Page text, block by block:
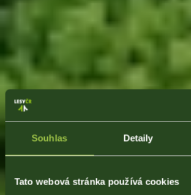
Souhlas Detaily
Tato webová stránka používá cookies